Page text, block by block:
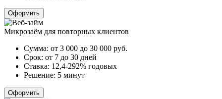
Оформить
Микрозаём для повторных клиентов
Сумма: от 3 000 до 30 000 руб.
Срок: от 7 до 30 дней
Ставка: 12,4-292% годовых
Решение: 5 минут
Оформить